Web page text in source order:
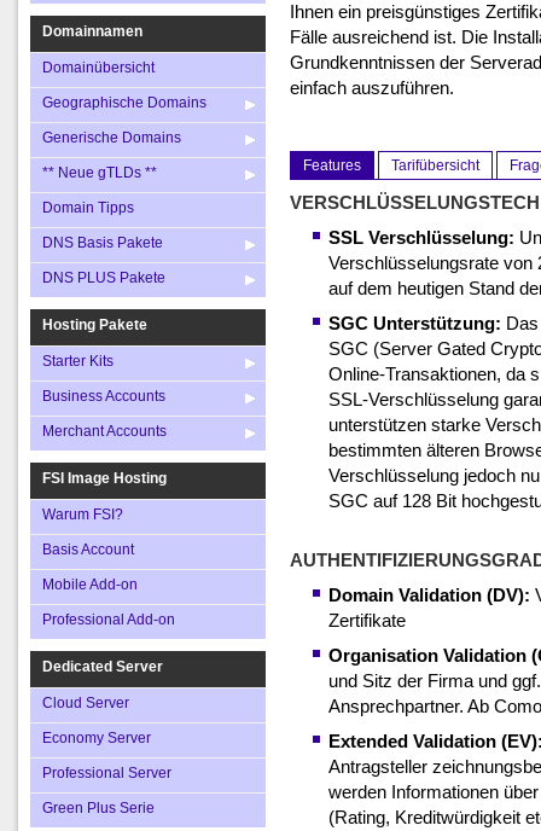
Domain Tipps
DNS Basis Pakete
DNS PLUS Pakete
Domainnamen
Domainübersicht
Geographische Domains
Generische Domains
** Neue gTLDs **
Domain Tipps
DNS Basis Pakete
DNS PLUS Pakete
Hosting Pakete
Starter Kits
Business Accounts
Merchant Accounts
FSI Image Hosting
Warum FSI?
Basis Account
Mobile Add-on
Professional Add-on
Dedicated Server
Cloud Server
Economy Server
Professional Server
Green Plus Serie
Ihnen ein preisgünstiges
Fälle ausreichend ist. Die
Grundkenntnissen der
einfach auszuführen.
Features Tarifübersicht
SSL Verschlüsselung:
Verschlüsselungsrate von
auf dem heutigen Stand
SGC Unterstützung:
SGC (Server Gated
Online-Transaktionen, da
SSL-Verschlüsselung
unterstützen starke
bestimmten älteren
Verschlüsselung jedoch
SGC auf 128 Bit
Domain Validation (DV):
Zertifikate
Organisation Validation
und Sitz der Firma und
Ansprechpartner. Ab
Extended Validation
Antragsteller
werden Informationen
(Rating, Kreditwürdigkeit